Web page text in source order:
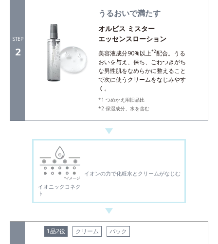
STEP
2
うるおいで満たす
オルビス ミスター
エッセンスローション
美容液成分90%以上*2配合。うる
おいを与え、保ち、ごわつきがち
な男性肌をなめらかに整えること
で次に使うクリームをなじみやす
く。
つめかえ用旧品比
保湿成分、水を含む
イオニックコネク
ト
イオンの力で化粧水とクリームがなじむ
1品2役 クリーム パック